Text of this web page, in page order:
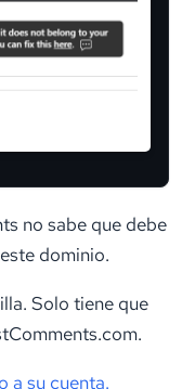
no sabe que debe
dominio.
Solo tiene que
a su cuenta.